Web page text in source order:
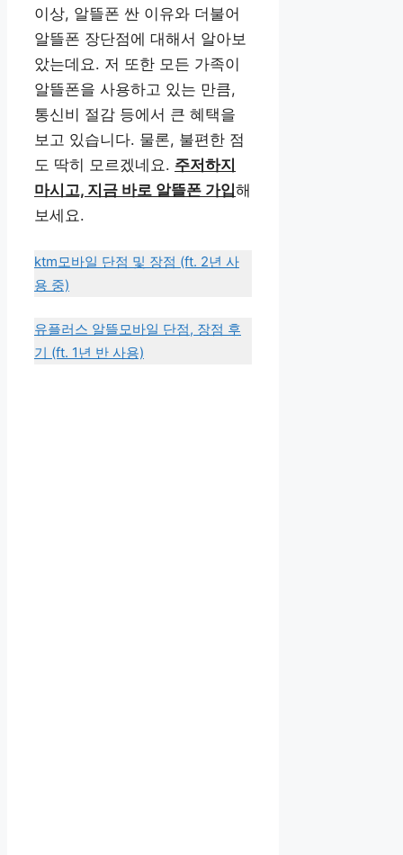
이상, 알뜰폰 싼 이유와 더불어
알뜰폰 장단점에 대해서 알아보
았는데요. 저 또한 모든 가족이
알뜰폰을 사용하고 있는 만큼,
통신비 절감 등에서 큰 혜택을
보고 있습니다. 물론, 불편한 점
도 딱히 모르겠네요. 주저하지
마시고, 지금 바로 알뜰폰 가입해
보세요.
ktm모바일 단점 및 장점 (ft. 2년 사
용 중)
유플러스 알뜰모바일 단점, 장점 후
기 (ft. 1년 반 사용)